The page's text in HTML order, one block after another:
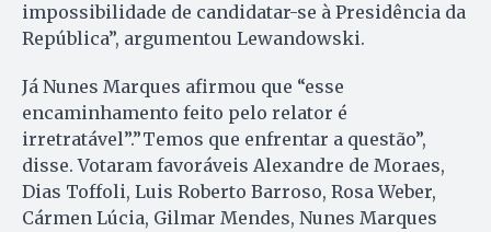
impossibilidade de candidatar-se à Presidência da
República”, argumentou Lewandowski.
Já Nunes Marques afirmou que “esse
encaminhamento feito pelo relator é
irretratável”.”Temos que enfrentar a questão”,
disse. Votaram favoráveis Alexandre de Moraes,
Dias Toffoli, Luis Roberto Barroso, Rosa Weber,
Cármen Lúcia, Gilmar Mendes, Nunes Marques